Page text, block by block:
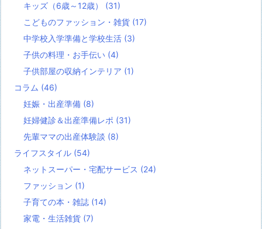
キッズ（6歳～12歳） (31)
こどものファッション・雑貨 (17)
中学校入学準備と学校生活 (3)
子供の料理・お手伝い (4)
子供部屋の収納インテリア (1)
コラム (46)
妊娠・出産準備 (8)
妊婦健診＆出産準備レポ (31)
先輩ママの出産体験談 (8)
ライフスタイル (54)
ネットスーパー・宅配サービス (24)
ファッション (1)
子育ての本・雑誌 (14)
家電・生活雑貨 (7)